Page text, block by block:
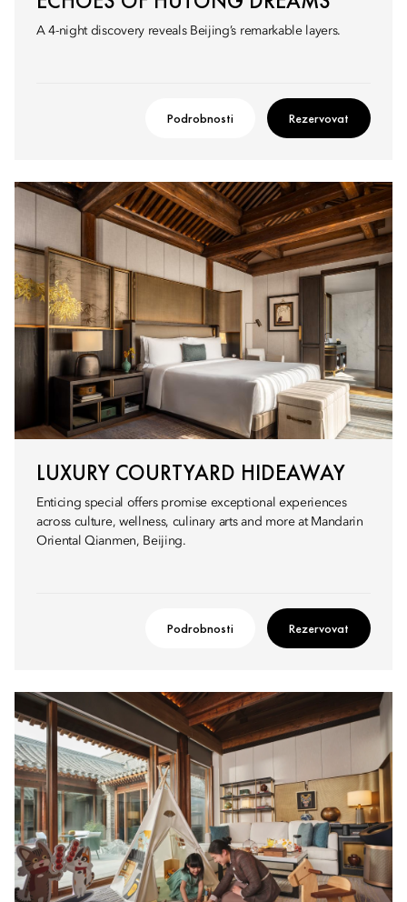
A 4-night discovery reveals Beijing’s remarkable layers.
Podrobnosti Rezervovat
LUXURY COURTYARD HIDEAWAY
Enticing special offers promise exceptional experiences
across culture, wellness, culinary arts and more at Mandarin
Oriental Qianmen, Beijing.
Podrobnosti Rezervovat